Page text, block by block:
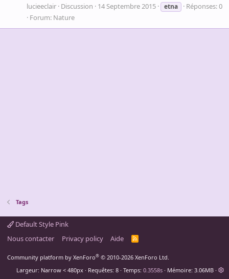
lucieeclair Discussion 14 Septembre 2015 etna
Réponses: 0
Forum: Nature
Tags
Default Style Pink
Nous contacter
Privacy policy Aide
R
Community platform by XenForo® © 2010-2026 XenForo Ltd.
Largeur
Requêtes 8 Temps 0.3558s Mémoire 3.06MB